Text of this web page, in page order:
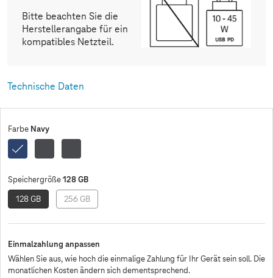
Bitte beachten Sie die
Herstellerangabe für ein
kompatibles Netzteil.
Technische Daten
Farbe Navy
Enterprise
Speichergröße 128 GB
128 GB 256 GB
Einmalzahlung anpassen
Wählen Sie aus, wie hoch die einmalige Zahlung für Ihr Gerät sein soll. Die
monatlichen Kosten ändern sich dementsprechend.